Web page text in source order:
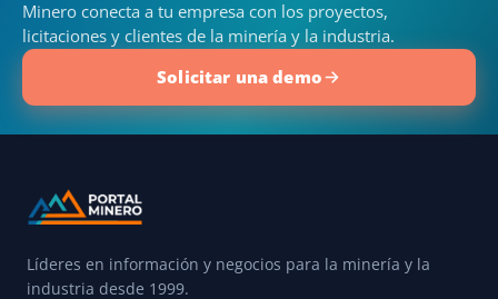
Minero conecta a tu empresa con los proyectos,
licitaciones y clientes de la minería y la industria.
Solicitar una demo
Líderes en información y negocios para la minería y la
industria desde 1999.